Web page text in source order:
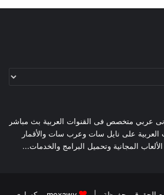
عربي متخصص فى القنوات العربية بث مباشر
العربية على نايل سات وعرب سات والأقمار
المجانية وتحميل البرامج والخدمات...